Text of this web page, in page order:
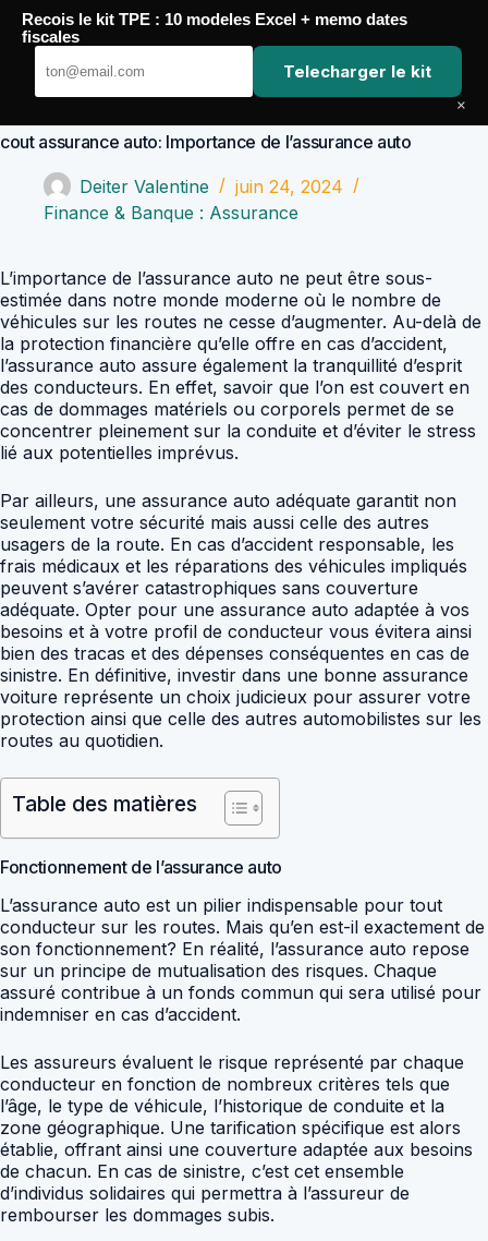
Passer
contenu
Comptabilité Job
cout assurance auto: Importance de l’assurance auto
Deiter Valentine
juin 24, 2024
Finance & Banque : Assurance
L’importance de l’assurance auto ne peut être sous-
estimée dans notre monde moderne où le nombre de
véhicules sur les routes ne cesse d’augmenter. Au-delà de
la protection financière qu’elle offre en cas d’accident,
l’assurance auto assure également la tranquillité d’esprit
des conducteurs. En effet, savoir que l’on est couvert en
cas de dommages matériels ou corporels permet de se
concentrer pleinement sur la conduite et d’éviter le stress
lié aux potentielles imprévus.
Par ailleurs, une assurance auto adéquate garantit non
seulement votre sécurité mais aussi celle des autres
usagers de la route. En cas d’accident responsable, les
frais médicaux et les réparations des véhicules impliqués
peuvent s’avérer catastrophiques sans couverture
adéquate. Opter pour une assurance auto adaptée à vos
besoins et à votre profil de conducteur vous évitera ainsi
bien des tracas et des dépenses conséquentes en cas de
sinistre. En définitive, investir dans une bonne assurance
voiture représente un choix judicieux pour assurer votre
protection ainsi que celle des autres automobilistes sur les
routes au quotidien.
Table des matières
Fonctionnement de l’assurance auto
L’assurance auto est un pilier indispensable pour tout
conducteur sur les routes. Mais qu’en est-il exactement de
son fonctionnement? En réalité, l’assurance auto repose
sur un principe de mutualisation des risques. Chaque
assuré contribue à un fonds commun qui sera utilisé pour
indemniser en cas d’accident.
Les assureurs évaluent le risque représenté par chaque
conducteur en fonction de nombreux critères tels que
l’âge, le type de véhicule, l’historique de conduite et la
zone géographique. Une tarification spécifique est alors
établie, offrant ainsi une couverture adaptée aux besoins
de chacun. En cas de sinistre, c’est cet ensemble
d’individus solidaires qui permettra à l’assureur de
rembourser les dommages subis.
Recois le kit TPE : 10 modeles Excel + memo dates
fiscales
Telecharger le kit
×